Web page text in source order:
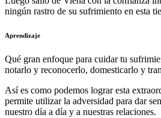
ningún rastro de su sufrimiento en esta
Aprendizaje
Qué gran enfoque para cuidar tu
notarlo y reconocerlo, domesticarlo y
Así es como podemos lograr esta
permite utilizar la adversidad para dar
nuestro día a día y a nuestras relaciones.